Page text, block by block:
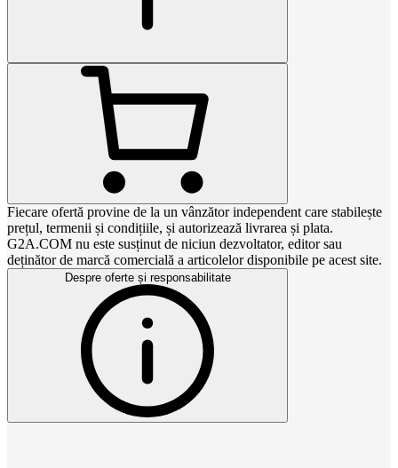
Fiecare ofertă provine de la un vânzător independent care stabilește
prețul, termenii și condițiile, și autorizează livrarea și plata.
G2A.COM nu este susținut de niciun dezvoltator, editor sau
deținător de marcă comercială a articolelor disponibile pe acest site.
Despre oferte și responsabilitate